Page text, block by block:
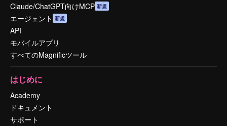
Claude/ChatGPT向けMCP 新規
エージェント 新規
API
モバイルアプリ
すべてのMagnificツール
はじめに
Academy
ドキュメント
サポート